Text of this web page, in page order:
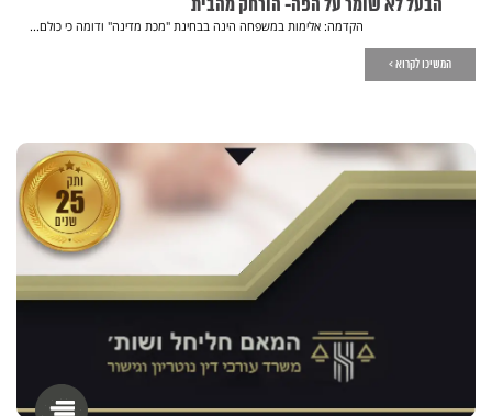
הבעל לא שומר על הפה- הורחק מהבית
הקדמה: אלימות במשפחה הינה בבחינת "מכת מדינה" ודומה כי כולם...
המשיכו לקרוא >